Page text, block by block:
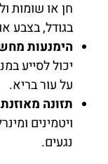
חן או שומות
בגודל, בצבע
הימנעות
יכול לסייע
על עור בריא.
תזונה
ויטמינים
נגעים.